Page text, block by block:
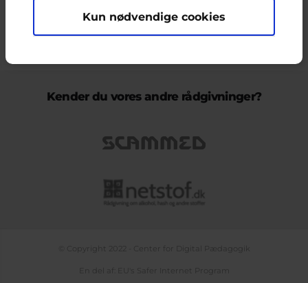
Kun nødvendige cookies
Kender du vores andre rådgivninger?
© Copyright 2022 - Center for Digital Pædagogik
En del af: EU's Safer Internet Program